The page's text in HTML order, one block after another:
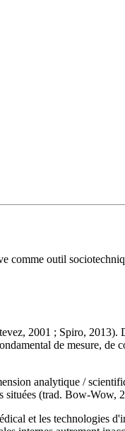
outil
2001 ; Spiro, 2013).
de mesure, de
analytique /
situées (trad. Bow-Wow,
et les technologies